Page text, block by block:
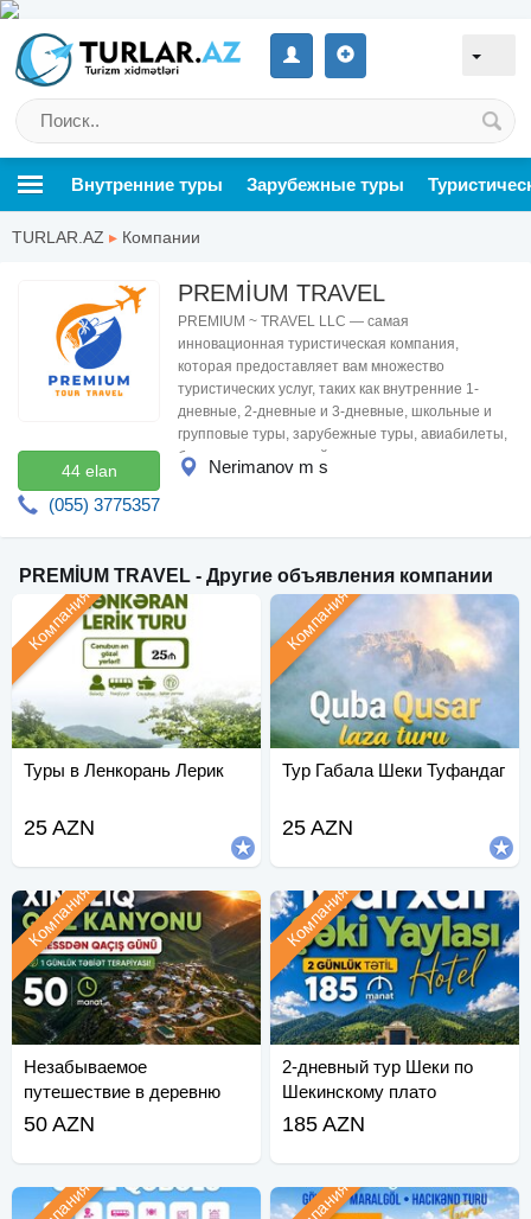
Внутренние туры Зарубежные туры
TURLAR.AZ ▸ Компании
44 elan
PREMİUM TRAVEL
PREMIUM ~ TRAVEL LLC — самая
инновационная туристическая компания,
которая предоставляет вам множество
туристических услуг, таких как внутренние 1-
дневные, 2-дневные и 3-дневные, школьные и
групповые туры, зарубежные туры, авиабилеты,
бронирование отелей, визы.
Nerimanov m s
(055) 3775357
PREMİUM TRAVEL - Другие объявления компании
Туры в Ленкорань Лерик
Компания
25 AZN
Тур Габала Шеки Туфандаг
Компания
25 AZN
Незабываемое
путешествие в деревню
Хиналиг
Компания
50 AZN
2-дневный тур Шеки по
Шекинскому плато
Компания
185 AZN